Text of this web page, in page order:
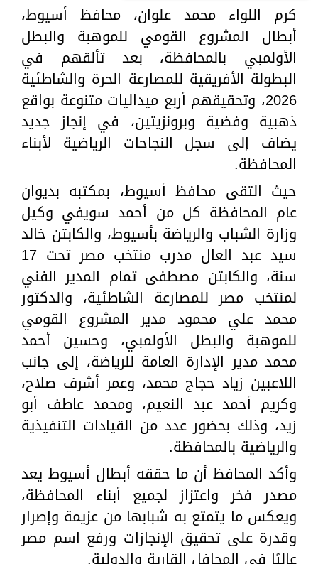
كرم اللواء محمد علوان، محافظ أسيوط،
أبطال المشروع القومي للموهبة والبطل
الأولمبي بالمحافظة، بعد تألقهم في
البطولة الأفريقية للمصارعة الحرة والشاطئية
2026، وتحقيقهم أربع ميداليات متنوعة بواقع
ذهبية وفضية وبرونزيتين، في إنجاز جديد
يضاف إلى سجل النجاحات الرياضية لأبناء
المحافظة.
حيث التقى محافظ أسيوط، بمكتبه بديوان
عام المحافظة كل من أحمد سويفي وكيل
وزارة الشباب والرياضة بأسيوط، والكابتن خالد
سيد عبد العال مدرب منتخب مصر تحت 17
سنة، والكابتن مصطفى تمام المدير الفني
لمنتخب مصر للمصارعة الشاطئية، والدكتور
محمد علي محمود مدير المشروع القومي
للموهبة والبطل الأولمبي، وحسين أحمد
محمد مدير الإدارة العامة للرياضة، إلى جانب
اللاعبين زياد حجاج محمد، وعمر أشرف صلاح،
وكريم أحمد عبد النعيم، ومحمد عاطف أبو
زيد، وذلك بحضور عدد من القيادات التنفيذية
والرياضية بالمحافظة.
وأكد المحافظ أن ما حققه أبطال أسيوط يعد
مصدر فخر واعتزاز لجميع أبناء المحافظة،
ويعكس ما يتمتع به شبابها من عزيمة وإصرار
وقدرة على تحقيق الإنجازات ورفع اسم مصر